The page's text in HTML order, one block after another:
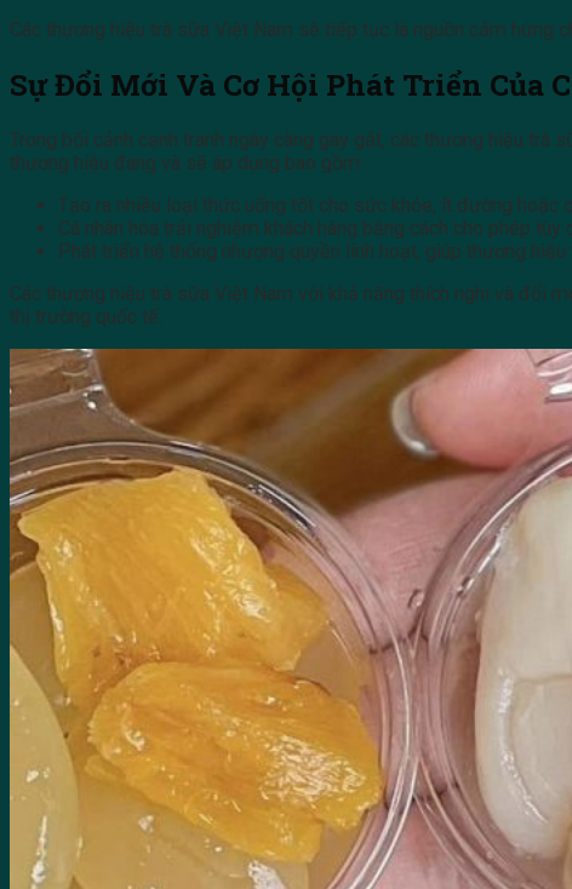
Các thương hiệu trà sữa Việt Nam sẽ tiếp tục là nguồn cảm hứng
Sự Đổi Mới Và Cơ Hội Phát Triển Của
Trong bối cảnh cạnh tranh ngày càng gay gắt, các thương hiệu
thương hiệu đang và sẽ áp dụng bao gồm:
Tạo ra nhiều loại thức uống tốt cho sức khỏe, ít đường hoặc
Cá nhân hóa trải nghiệm khách hàng bằng cách cho phép
Phát triển hệ thống nhượng quyền linh hoạt, giúp thương
Các thương hiệu trà sữa Việt Nam với khả năng thích nghi và đổi
thị trường quốc tế.